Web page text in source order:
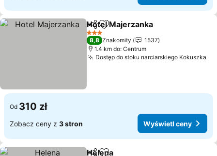
Udostępnij
Dodaj do ulubionych
Hotel Majerzanka
3 Kategoria
8,8 Znakomity
1537
1.4 km do: Centrum
Dostęp do stoku narciarskiego Kokuszka
Od 310 zł
Zobacz ceny z 3 stron Wyświetl ceny
Helena